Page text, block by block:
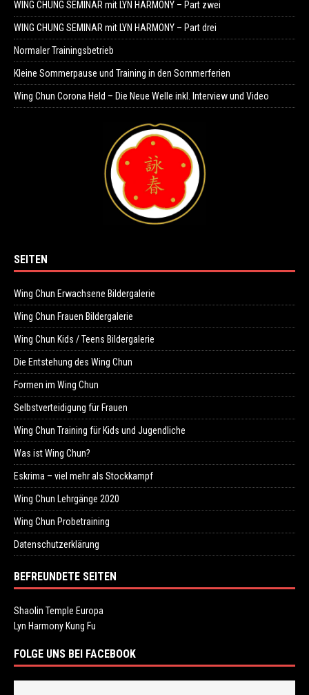
WING CHUNG SEMINAR mit LYN HARMONY – Part zwei
WING CHUNG SEMINAR mit LYN HARMONY – Part drei
Normaler Trainingsbetrieb
Kleine Sommerpause und Training in den Sommerferien
Wing Chun Corona Held – Die Neue Welle inkl. Interview und Video
SEITEN
Wing Chun Erwachsene Bildergalerie
Wing Chun Frauen Bildergalerie
Wing Chun Kids / Teens Bildergalerie
Die Entstehung des Wing Chun
Formen im Wing Chun
Selbstverteidigung für Frauen
Wing Chun Training für Kids und Jugendliche
Was ist Wing Chun?
Eskrima – viel mehr als Stockkampf
Wing Chun Lehrgänge 2020
Wing Chun Probetraining
Datenschutzerklärung
BEFREUNDETE SEITEN
Shaolin Temple Europa
Lyn Harmony Kung Fu
FOLGE UNS BEI FACEBOOK